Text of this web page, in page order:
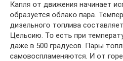
Капля от движения начинает
образуется облако пара.
дизельного топлива
Цельсию. То есть при
даже в 500 градусов. Пары
самовоспламеняются. И от